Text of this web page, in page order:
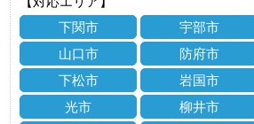
下関市
宇部市
山口市
防府市
下松市
岩国市
光市
柳井市